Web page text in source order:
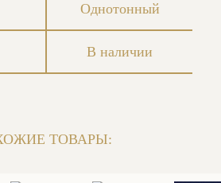
Однотонный
В наличии
ТОВАРЫ: